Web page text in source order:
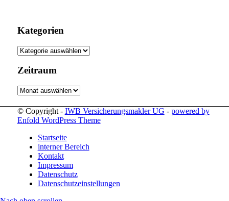
Kategorien
Kategorien
Zeitraum
Zeitraum
© Copyright - IWB Versicherungsmakler UG - powered by
Enfold WordPress Theme
Startseite
interner Bereich
Kontakt
Impressum
Datenschutz
Datenschutzeinstellungen